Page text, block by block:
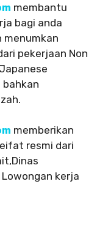
membantu
bagi anda
menumkan
pekerjaan Non
bahkan
memberikan
resmi dari
kerja